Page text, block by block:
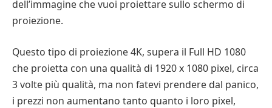
dell’immagine che vuoi proiettare sullo schermo di
proiezione.
Questo tipo di proiezione 4K, supera il Full HD 1080
che proietta con una qualità di 1920 x 1080 pixel, circa
3 volte più qualità, ma non fatevi prendere dal panico,
i prezzi non aumentano tanto quanto i loro pixel,